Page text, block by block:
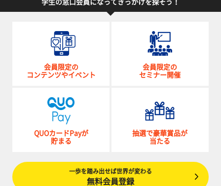
学生の窓口会員になってきっかけを探そう！
会員限定の
コンテンツやイベント
会員限定の
セミナー開催
QUOカードPayが
貯まる
抽選で豪華賞品が
当たる
一歩を踏み出せば世界が変わる
無料会員登録